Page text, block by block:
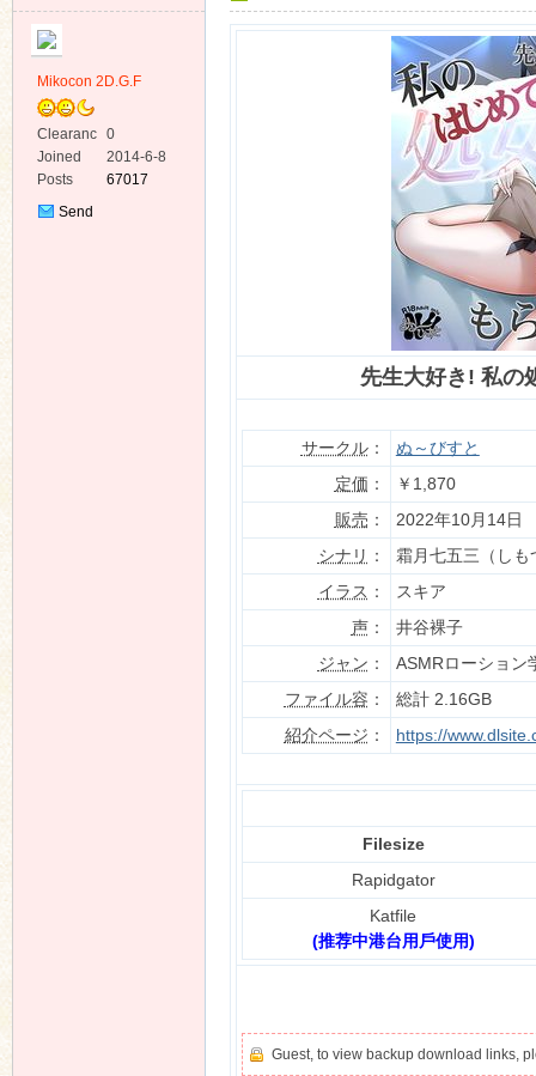
Mikocon 2D.G.F
Clearanc
e
0
Joined
2014-6-8
Posts
67017
Send
先生大好き! 私の
サークル：
ぬ～びすと
定価 ：
￥1,870
販売 ：
2022年10月14日
シナリ ：
霜月七五三（しも
イラス ：
スキア
声：
井谷裸子
ジャン ：
ASMRローション
ファイル容 ：
総計 2.16GB
紹介ページ ： https://
Filesize
Rapidgator
Katfile
(推荐中港台用戶使用)
Guest, to view backup download links,